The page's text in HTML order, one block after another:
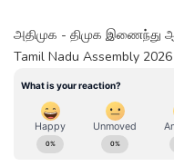
அதிமுக - திமுக இணைந்து
Tamil Nadu Assembly 2026